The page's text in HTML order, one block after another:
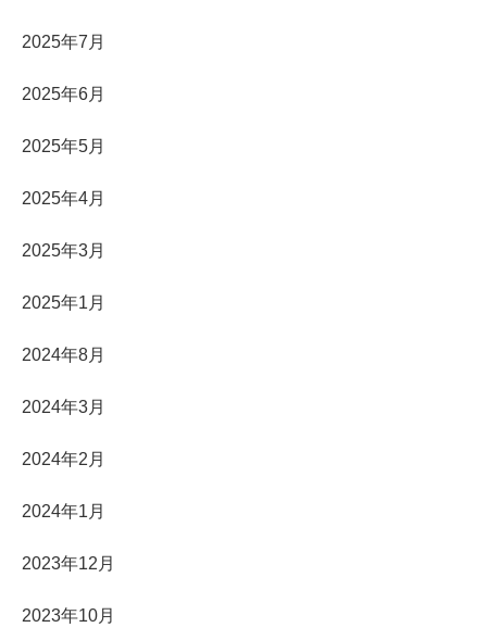
2025年7月
2025年6月
2025年5月
2025年4月
2025年3月
2025年1月
2024年8月
2024年3月
2024年2月
2024年1月
2023年12月
2023年10月